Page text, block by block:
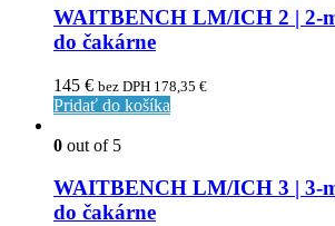
WAITBENCH LM/ICH 2 | 2-
do čakárne
145 € bez DPH 178,35 €
Pridať do košíka
0 out of 5
WAITBENCH LM/ICH 3 | 3-
do čakárne